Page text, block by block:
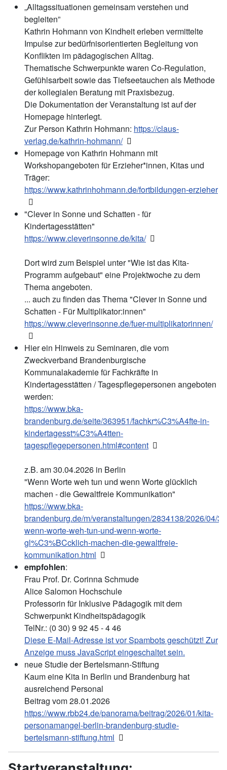
„Alltagssituationen gemeinsam verstehen und
begleiten”
Kathrin Hohmann von Kindheit erleben vermittelte
Impulse zur bedürfnisorientierten Begleitung von
Konflikten im pädagogischen Alltag.
Thematische Schwerpunkte waren Co-Regulation,
Gefühlsarbeit sowie das Tiefseetauchen als Methode
der kollegialen Beratung mit Praxisbezug.
Die Dokumentation der Veranstaltung ist auf der
Homepage hinterlegt.
Zur Person Kathrin Hohmann: https://claus-
verlag.de/kathrin-hohmann/
Homepage von Kathrin Hohmann mit
Workshopangeboten für Erzieher*innen, Kitas und
Träger:
https://www.kathrinhohmann.de/fortbildungen-erzieher
"Clever in Sonne und Schatten - für
Kindertagesstätten"
https://www.cleverinsonne.de/kita/
Dort wird zum Beispiel unter "Wie ist das Kita-
Programm aufgebaut" eine Projektwoche zu dem
Thema angeboten.
... auch zu finden das Thema "Clever in Sonne und
Schatten - Für Multiplikator:innen"
https://www.cleverinsonne.de/fuer-multiplikatorinnen/
Hier ein Hinweis zu Seminaren, die vom
Zweckverband Brandenburgische
Kommunalakademie für Fachkräfte in
Kindertagesstätten / Tagespflegepersonen angeboten
werden:
https://www.bka-
brandenburg.de/seite/363951/fachkr%C3%A4fte-in-
kindertagesst%C3%A4tten-
tagespflegepersonen.html#content
z.B. am 30.04.2026 in Berlin
"Wenn Worte weh tun und wenn Worte glücklich
machen - die Gewaltfreie Kommunikation"
https://www.bka-
brandenburg.de/m/veranstaltungen/2834138/2026/04/
wenn-worte-weh-tun-und-wenn-worte-
gl%C3%BCcklich-machen-die-gewaltfreie-
kommunikation.html
empfohlen:
Frau Prof. Dr. Corinna Schmude
Alice Salomon Hochschule
Professorin für Inklusive Pädagogik mit dem
Schwerpunkt Kindheitspädagogik
TelNr.: (0 30) 9 92 45 - 4 46
Diese E-Mail-Adresse ist vor Spambots geschützt! Zur
Anzeige muss JavaScript eingeschaltet sein.
neue Studie der Bertelsmann-Stiftung
Kaum eine Kita in Berlin und Brandenburg hat
ausreichend Personal
Beitrag vom 28.01.2026
https://www.rbb24.de/panorama/beitrag/2026/01/kita-
personamangel-berlin-brandenburg-studie-
bertelsmann-stiftung.html